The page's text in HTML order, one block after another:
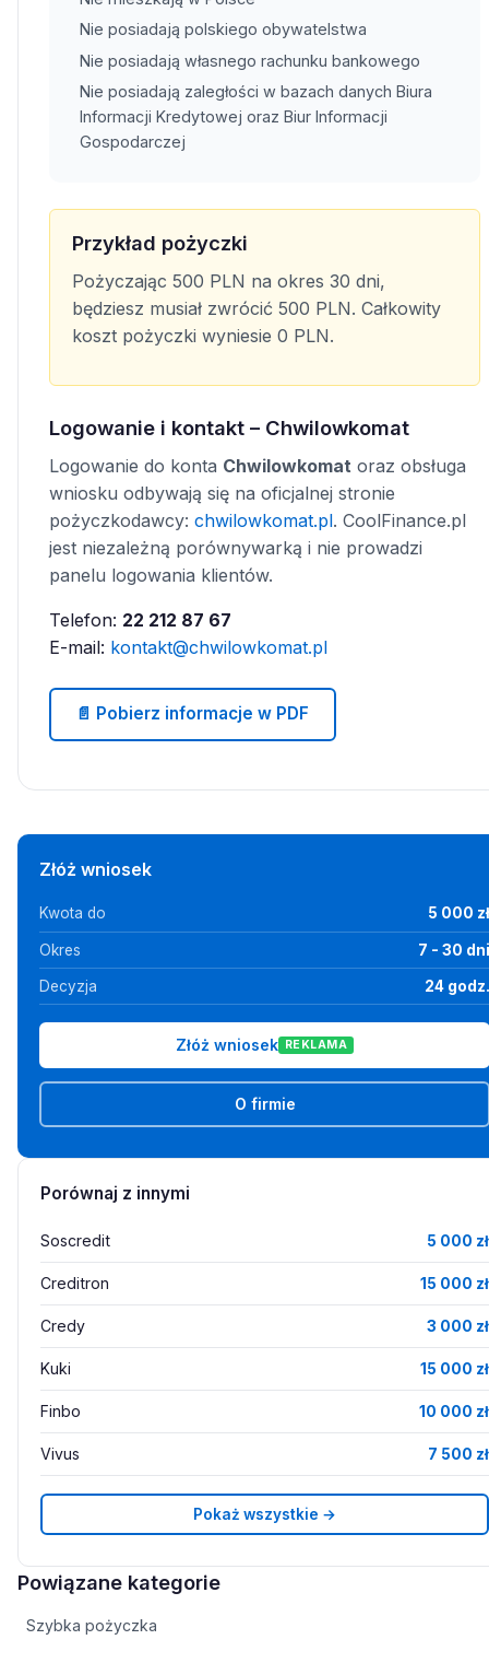
Nie posiadają polskiego obywatelstwa
Nie posiadają własnego rachunku bankowego
Nie posiadają zaległości w bazach danych Biura
Informacji Kredytowej oraz Biur Informacji
Gospodarczej
Przykład pożyczki
Pożyczając 500 PLN na okres 30 dni,
będziesz musiał zwrócić 500 PLN. Całkowity
koszt pożyczki wyniesie 0 PLN.
Logowanie i kontakt – Chwilowkomat
Logowanie do konta Chwilowkomat oraz obsługa
wniosku odbywają się na oficjalnej stronie
pożyczkodawcy: chwilowkomat.pl. CoolFinance.pl
jest niezależną porównywarką i nie prowadzi
panelu logowania klientów.
Telefon: 22 212 87 67
E-mail: kontakt@chwilowkomat.pl
📄 Pobierz informacje w PDF
Złóż wniosek
Kwota do 5 000 zł
Okres 7 - 30 dni
Decyzja 24 godz.
Złóż wniosek REKLAMA
O firmie
Porównaj z innymi
Soscredit 5 000 zł
Creditron 15 000 zł
Credy 3 000 zł
Kuki 15 000 zł
Finbo 10 000 zł
Vivus 7 500 zł
Pokaż wszystkie →
Powiązane kategorie
Szybka pożyczka